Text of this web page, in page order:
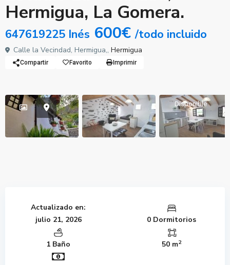
Hermigua, La Gomera.
647619225 Inés 600€/todo incluido
Calle la Vecindad, Hermigua,, Hermigua
Compartir Favorito Imprimir
Disponible
Actualizado en:
julio 21, 2026
0 Dormitorios
1 Baño 50 m2